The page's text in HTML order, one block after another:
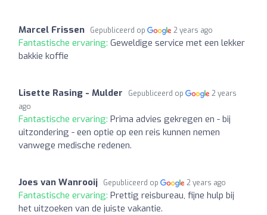
Marcel Frissen Gepubliceerd op 2 years ago
Fantastische ervaring: Geweldige service met een lekker
bakkie koffie
Lisette Rasing - Mulder Gepubliceerd op
2 years
ago
Fantastische ervaring: Prima advies gekregen en - bij
uitzondering - een optie op een reis kunnen nemen
vanwege medische redenen.
Joes van Wanrooij Gepubliceerd op 2 years ago
Fantastische ervaring: Prettig reisbureau, fijne hulp bij
het uitzoeken van de juiste vakantie.